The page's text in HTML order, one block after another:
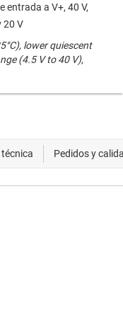
entrada a V+, 40 V,
20 V
lower quiescent
(4.5 V to 40 V),